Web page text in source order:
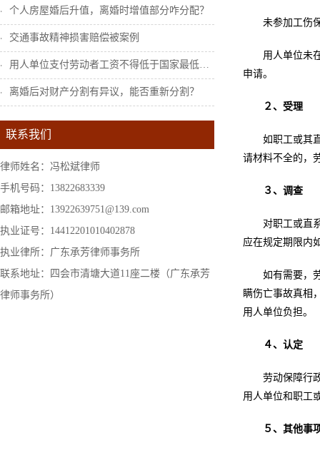
个人房屋婚后升值，离婚时增值部分咋分配？
交通事故精神损害赔偿被案例
用人单位支付劳动者工资不得低于国家最低工...
离婚后对财产分割有异议，能否重新分割？
联系我们
律师姓名：冯松斌律师
手机号码：13822683339
邮箱地址：13922639751@139.com
执业证号：14412201010402878
执业律所：广东承芳律师事务所
联系地址：四会市清塘大道11座二楼（广东承芳
律师事务所）
未参加工伤
用人单位未
申请。
２、受理
如职工或其
请材料不全的，
３、调查
对职工或直
应在规定期限内
如有需要，
瞒伤亡事故真相
用人单位负担。
４、认定
劳动保障行
用人单位和职工
５、其他事